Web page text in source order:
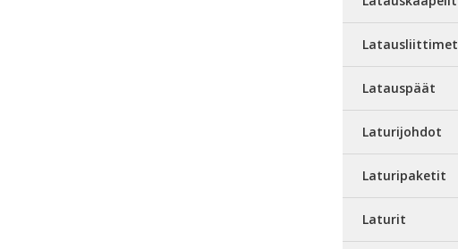
Latausliittimet
Latauspäät
Laturijohdot
Laturipaketit
Laturit